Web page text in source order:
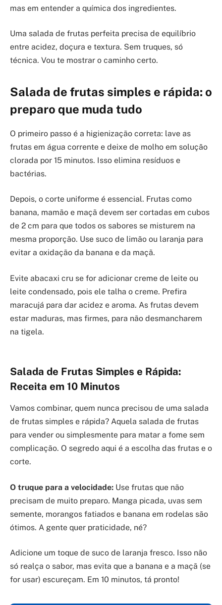
mas em entender a química dos ingredientes.
Uma salada de frutas perfeita precisa de equilíbrio
entre acidez, doçura e textura. Sem truques, só
técnica. Vou te mostrar o caminho certo.
Salada de frutas simples e rápida: o
preparo que muda tudo
O primeiro passo é a higienização correta: lave as
frutas em água corrente e deixe de molho em solução
clorada por 15 minutos. Isso elimina resíduos e
bactérias.
Depois, o corte uniforme é essencial. Frutas como
banana, mamão e maçã devem ser cortadas em cubos
de 2 cm para que todos os sabores se misturem na
mesma proporção. Use suco de limão ou laranja para
evitar a oxidação da banana e da maçã.
Evite abacaxi cru se for adicionar creme de leite ou
leite condensado, pois ele talha o creme. Prefira
maracujá para dar acidez e aroma. As frutas devem
estar maduras, mas firmes, para não desmancharem
na tigela.
Salada de Frutas Simples e Rápida:
Receita em 10 Minutos
Vamos combinar, quem nunca precisou de uma salada
de frutas simples e rápida? Aquela salada de frutas
para vender ou simplesmente para matar a fome sem
complicação. O segredo aqui é a escolha das frutas e o
corte.
O truque para a velocidade: Use frutas que não
precisam de muito preparo. Manga picada, uvas sem
semente, morangos fatiados e banana em rodelas são
ótimos. A gente quer praticidade, né?
Adicione um toque de suco de laranja fresco. Isso não
só realça o sabor, mas evita que a banana e a maçã (se
for usar) escureçam. Em 10 minutos, tá pronto!